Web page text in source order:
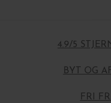
4.9/5
BYT OG
FRI